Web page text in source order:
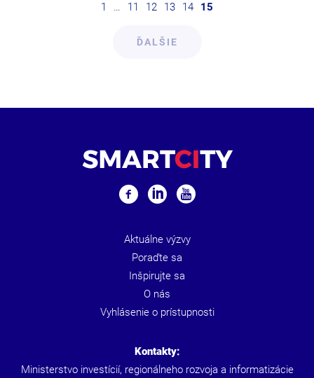
1 … 11 12 13 14 15
ĎALŠIE
Aktuálne výzvy
Poraďte sa
Inšpirujte sa
O nás
Vyhlásenie o prístupnosti
Kontakty:
Ministerstvo investícií, regionálneho rozvoja a informatizácie